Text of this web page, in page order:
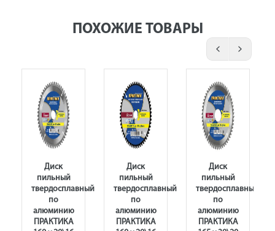
ПОХОЖИЕ ТОВАРЫ
Диск
пильный
твердосплавный
по
алюминию
ПРАКТИКА
Диск
пильный
твердосплавный
по
алюминию
ПРАКТИКА
Диск
пильный
твердосплавный
по
алюминию
ПРАКТИКА